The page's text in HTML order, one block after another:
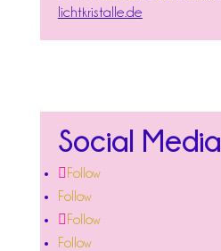
lichtkristalle.de
Social Media
Follow
Follow
Follow
Follow